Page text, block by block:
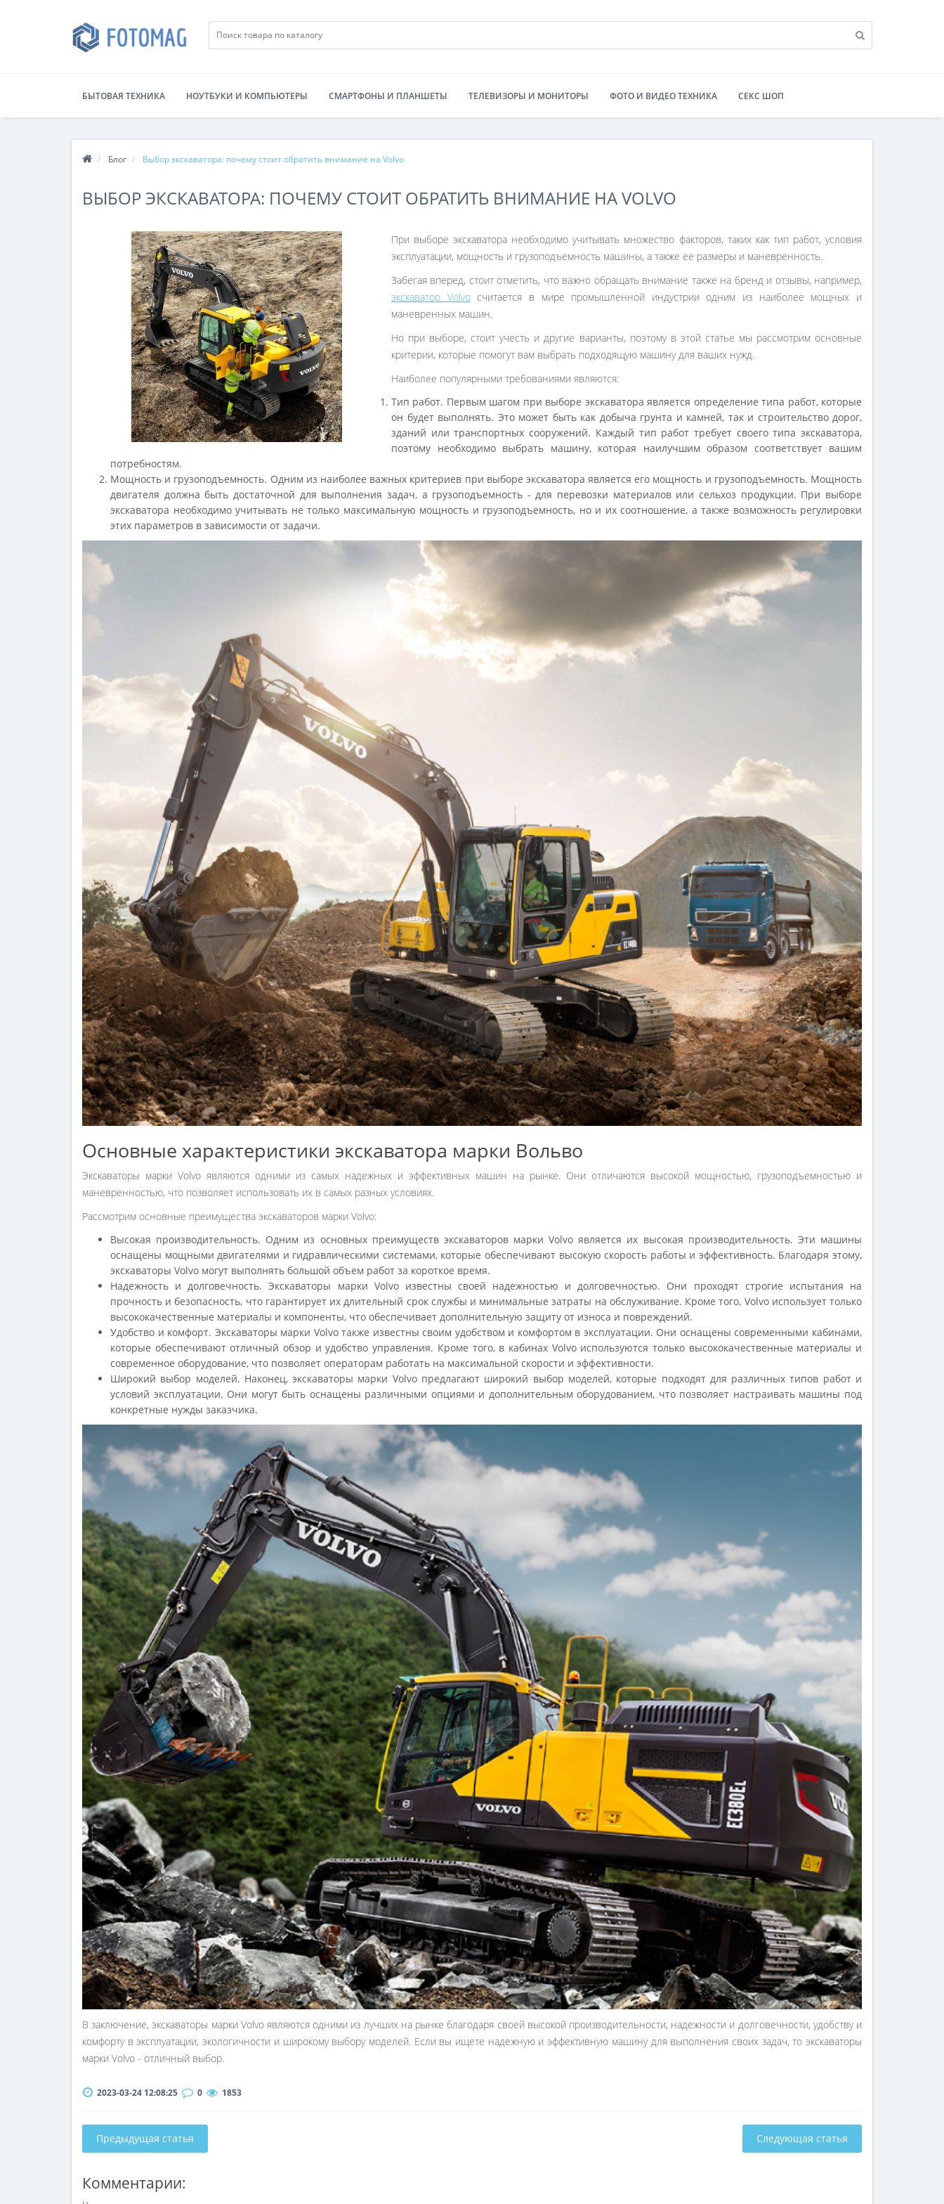
БЫТОВАЯ ТЕХНИКА НОУТБУКИ И КОМПЬЮТЕРЫ СМАРТФОНЫ И ПЛАНШЕТЫ ТЕЛЕВИЗОРЫ И МОНИТОРЫ ФОТО И ВИДЕО ТЕХНИКА СЕКС ШОП
Блог Выбор экскаватора: почему стоит обратить внимание на Volvo
ВЫБОР ЭКСКАВАТОРА: ПОЧЕМУ СТОИТ ОБРАТИТЬ ВНИМАНИЕ НА VOLVO
При выборе экскаватора необходимо учитывать множество факторов, таких как тип работ, условия
эксплуатации, мощность и грузоподъемность машины, а также ее размеры и маневренность.
Забегая вперед, стоит отметить, что важно обращать внимание также на бренд и отзывы, например,
экскаватор Volvoсчитается в мире промышленной индустрии одним из наиболее мощных и
маневренных машин.
Но при выборе, стоит учесть и другие варианты, поэтому в этой статье мы рассмотрим основные
критерии, которые помогут вам выбрать подходящую машину для ваших нужд.
Наиболее популярными требованиями являются:
Тип работ. Первым шагом при выборе экскаватора является определение типа работ, которые
он будет выполнять. Это может быть как добыча грунта и камней, так и строительство дорог,
зданий или транспортных сооружений. Каждый тип работ требует своего типа экскаватора,
поэтому необходимо выбрать машину, которая наилучшим образом соответствует вашим
потребностям.
Мощность и грузоподъемность. Одним из наиболее важных критериев при выборе экскаватора является его мощность и грузоподъемность. Мощность
двигателя должна быть достаточной для выполнения задач, а грузоподъемность - для перевозки материалов или сельхоз продукции. При выборе
экскаватора необходимо учитывать не только максимальную мощность и грузоподъемность, но и их соотношение, а также возможность регулировки
этих параметров в зависимости от задачи.
Основные характеристики экскаватора марки Вольво
Экскаваторы марки Volvo являются одними из самых надежных и эффективных машин на рынке. Они отличаются высокой мощностью, грузоподъемностью и
маневренностью, что позволяет использовать их в самых разных условиях.
Рассмотрим основные преимущества экскаваторов марки Volvo:
Высокая производительность. Одним из основных преимуществ экскаваторов марки Volvo является их высокая производительность. Эти машины
оснащены мощными двигателями и гидравлическими системами, которые обеспечивают высокую скорость работы и эффективность. Благодаря этому,
экскаваторы Volvo могут выполнять большой объем работ за короткое время.
Надежность и долговечность. Экскаваторы марки Volvo известны своей надежностью и долговечностью. Они проходят строгие испытания на
прочность и безопасность, что гарантирует их длительный срок службы и минимальные затраты на обслуживание. Кроме того, Volvo использует только
высококачественные материалы и компоненты, что обеспечивает дополнительную защиту от износа и повреждений.
Удобство и комфорт. Экскаваторы марки Volvo также известны своим удобством и комфортом в эксплуатации. Они оснащены современными кабинами,
которые обеспечивают отличный обзор и удобство управления. Кроме того, в кабинах Volvo используются только высококачественные материалы и
современное оборудование, что позволяет операторам работать на максимальной скорости и эффективности.
Широкий выбор моделей. Наконец, экскаваторы марки Volvo предлагают широкий выбор моделей, которые подходят для различных типов работ и
условий эксплуатации. Они могут быть оснащены различными опциями и дополнительным оборудованием, что позволяет настраивать машины под
конкретные нужды заказчика.
В заключение, экскаваторы марки Volvo являются одними из лучших на рынке благодаря своей высокой производительности, надежности и долговечности, удобству и
комфорту в эксплуатации, экологичности и широкому выбору моделей. Если вы ищете надежную и эффективную машину для выполнения своих задач, то экскаваторы
марки Volvo - отличный выбор.
2023-03-24 12:08:25 0 1853
Предыдущая статья Следующая статья
Комментарии: